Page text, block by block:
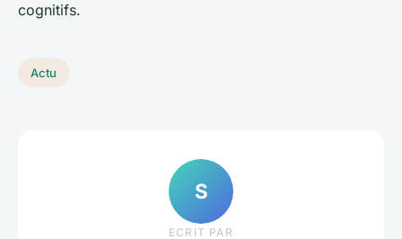
cognitifs.
Actu
S
ECRIT PAR